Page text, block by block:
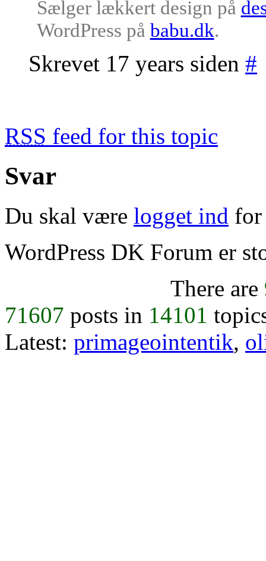
Sælger lækkert design på
WordPress på babu.dk.
Skrevet 17 years siden #
RSS feed for this topic
Svar
Du skal være logget ind for
WordPress DK Forum er
There are
71607 posts in 14101
Latest: primageointentik,